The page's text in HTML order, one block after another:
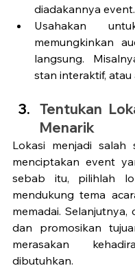
diadakannya event.
Usahakan
memungkinkan
langsung.
stan interaktif,
Tentukan
Menarik
Lokasi menjadi
menciptakan event
sebab itu, pilihlah
mendukung tema
memadai.
dan promosikan
merasakan
dibutuhkan.